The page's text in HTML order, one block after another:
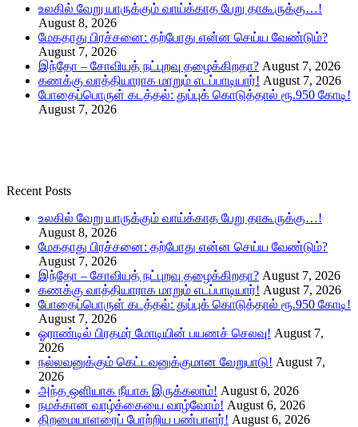
உலகில் வேறு யாருக்கும் வாய்க்காத பேறு தாகூருக்கு…!
August 8, 2026
மேகதாது பிரச்சனை: தற்போது என்ன செய்ய வேண்டும்?
August 7, 2026
இந்தோ – சோவியத் நட்புறவு தழைக்கிறதா? August 7, 2026
கணக்கு வாத்தியாராக மாறும் எடப்பாடியார்! August 7, 2026
போதைப்பொருள் கடத்தல்: துப்புக் கொடுத்தால் ரூ.950 கோடி!
August 7, 2026
Recent Posts
உலகில் வேறு யாருக்கும் வாய்க்காத பேறு தாகூருக்கு…!
August 8, 2026
மேகதாது பிரச்சனை: தற்போது என்ன செய்ய வேண்டும்?
August 7, 2026
இந்தோ – சோவியத் நட்புறவு தழைக்கிறதா? August 7, 2026
கணக்கு வாத்தியாராக மாறும் எடப்பாடியார்! August 7, 2026
போதைப்பொருள் கடத்தல்: துப்புக் கொடுத்தால் ரூ.950 கோடி!
August 7, 2026
ஓராண்டில் பிரதமர் மோடியின் பயணச் செலவு! August 7,
2026
நல்லவனுக்கும் கெட்டவனுக்குமான வேறுபாடு! August 7,
2026
அந்த ஒளியாக நீயாக இருக்கலாம்! August 6, 2026
நமக்கான வாழ்க்கையை வாழ்வோம்! August 6, 2026
திறமையாளரைப் போற்றிய பண்பாளர்! August 6, 2026